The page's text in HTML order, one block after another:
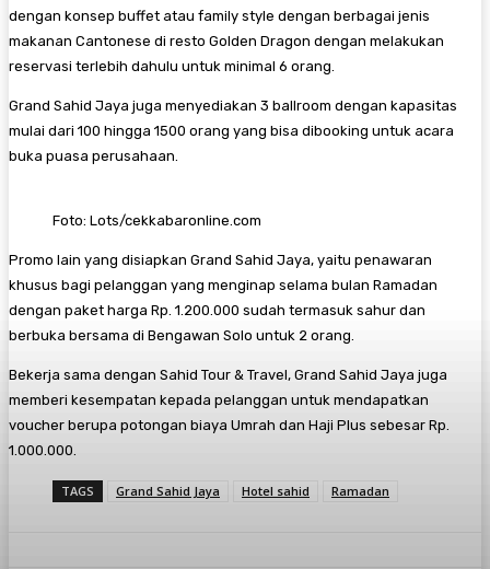
dengan konsep buffet atau family style dengan berbagai jenis
makanan Cantonese di resto Golden Dragon dengan melakukan
reservasi terlebih dahulu untuk minimal 6 orang.
Grand Sahid Jaya juga menyediakan 3 ballroom dengan kapasitas
mulai dari 100 hingga 1500 orang yang bisa dibooking untuk acara
buka puasa perusahaan.
Foto: Lots/cekkabaronline.com
Promo lain yang disiapkan Grand Sahid Jaya, yaitu penawaran
khusus bagi pelanggan yang menginap selama bulan Ramadan
dengan paket harga Rp. 1.200.000 sudah termasuk sahur dan
berbuka bersama di Bengawan Solo untuk 2 orang.
Bekerja sama dengan Sahid Tour & Travel, Grand Sahid Jaya juga
memberi kesempatan kepada pelanggan untuk mendapatkan
voucher berupa potongan biaya Umrah dan Haji Plus sebesar Rp.
1.000.000.
TAGS Grand Sahid Jaya Hotel sahid Ramadan